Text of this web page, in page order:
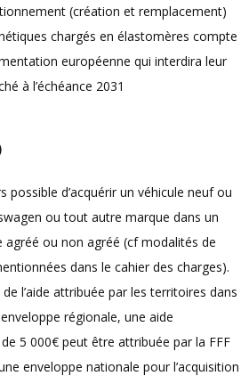
(création et remplacement)
chargés en élastomères compte
européenne qui interdira leur
à l’échéance 2031
possible d’acquérir un véhicule neuf ou
ou tout autre marque dans un
agréé ou non agréé (cf modalités de
dans le cahier des charges).
l’aide attribuée par les territoires dans
régionale, une aide
5 000€ peut être attribuée par la FFF
enveloppe nationale pour l’acquisition